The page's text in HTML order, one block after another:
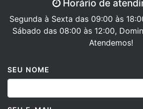
Segunda à Sexta das 09:00 às
Sábado das 08:00 às 12:00,
Atendemos!
SEU E-MAIL